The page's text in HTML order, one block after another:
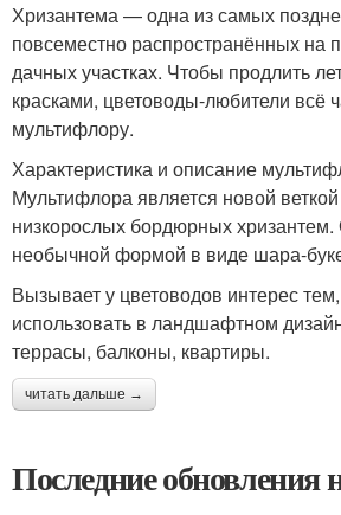
Хризантема — одна из самых
повсеместно распространённых на
дачных участках. Чтобы продлить
красками, цветоводы-любители всё
мультифлору.
Характеристика и описание
Мультифлора является новой
низкорослых бордюрных хризантем.
необычной формой в виде шара-
Вызывает у цветоводов интерес
использовать в ландшафтном
террасы, балконы, квартиры.
читать дальше →
Последние обновления